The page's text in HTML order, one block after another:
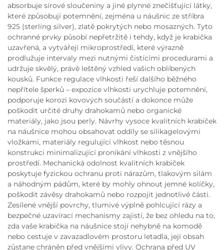
absorbuje sírové sloučeniny a jiné plynné znečišťující látky,
které způsobují potemnění, zejména u náušnic ze stříbra
925 (sterling silver), zlatě pokrytých nebo mosazných. Tyto
ochranné prvky působí nepřetržitě i tehdy, když je krabička
uzavřená, a vytvářejí mikroprostředí, které výrazně
prodlužuje intervaly mezi nutnými čistícími procedurami a
udržuje skvělý, právě leštěný vzhled vašich oblíbených
kousků. Funkce regulace vlhkosti řeší dalšího běžného
nepřítele šperků – expozice vlhkosti urychluje potemnění,
podporuje korozi kovových součástí a dokonce může
poškodit určité druhy drahokamů nebo organické
materiály, jako jsou perly. Návrhy vysoce kvalitních krabiček
na náušnice mohou obsahovat oddíly se silikagelovými
vložkami, materiály regulující vlhkost nebo těsnou
konstrukci minimalizující pronikání vlhkosti z vnějšího
prostředí. Mechanická odolnost kvalitních krabiček
poskytuje fyzickou ochranu proti nárazům, tlakovým silám
a náhodným pádům, které by mohly ohnout jemné kolíčky,
poškodit závěsy drahokamů nebo rozpojit jednotlivé části.
Zesílené vnější povrchy, tlumivé výplně pohlcující rázy a
bezpečné uzavírací mechanismy zajistí, že bez ohledu na to,
zda vaše krabička na náušnice stojí nehybně na komodě
nebo cestuje v zavazadlovém prostoru letadla, její obsah
zůstane chráněn před vnějšími vlivy. Ochrana před UV